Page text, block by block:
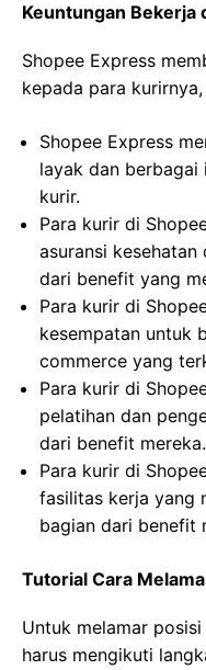
Keuntungan Bekerja
Shopee Express
kepada para
Shopee Express
layak dan berbagai
kurir.
Para kurir di
asuransi
dari benefit yang
Para kurir di
kesempatan untuk
commerce yang
Para kurir di
pelatihan dan
dari benefit mereka.
Para kurir di
fasilitas kerja yang
bagian dari benefit
Tutorial Cara
Untuk melamar
harus mengikuti